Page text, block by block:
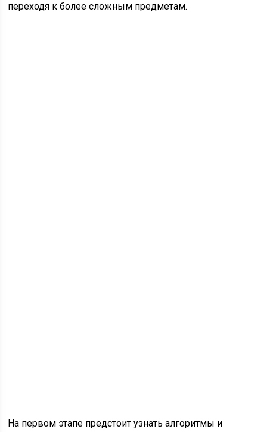
переходя к более сложным предметам.
На первом этапе предстоит узнать алгоритмы и